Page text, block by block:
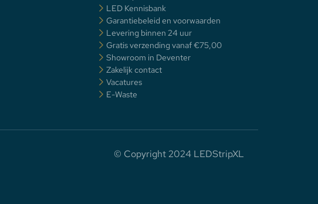
LED Kennisbank
Garantiebeleid en voorwaarden
Levering binnen 24 uur
Gratis verzending vanaf €75,00
Showroom in Deventer
Zakelijk contact
Vacatures
E-Waste
© Copyright 2024 LEDStripXL